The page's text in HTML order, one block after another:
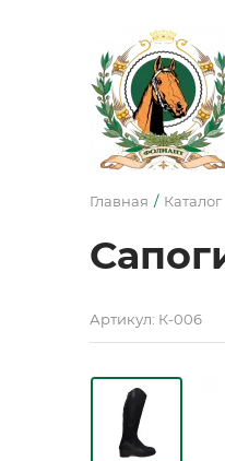
Главная Каталог
Артикул: К-006